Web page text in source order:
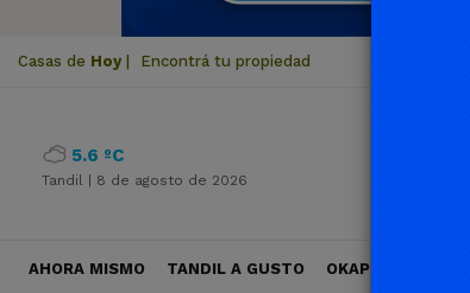
Casas de Hoy Encontrá tu propiedad
5.6 ºC
Tandil | 8 de agosto de 2026
AHORA MISMO TANDIL A GUSTO OKAPI VIAJES